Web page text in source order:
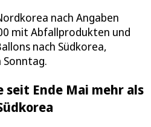
nach Angaben
mit Abfallprodukten und
nach Südkorea,
seit Ende Mai mehr als